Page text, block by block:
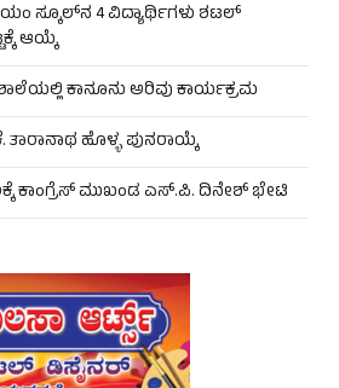
ಸ್ಕೂಲ್‌ನ 4 ವಿದ್ಯಾರ್ಥಿಗಳು ಶಟಲ್
ಆಯ್ಕೆ
ಕಾನೂನು ಅರಿವು ಕಾರ್ಯಕ್ರಮ
ಹೊಳ್ಳ ಪುನರಾಯ್ಕೆ
ಕಾಂಗ್ರೆಸ್ ಮುಖಂಡ ಎಸ್.ಪಿ. ದಿನೇಶ್ ಭೇಟಿ